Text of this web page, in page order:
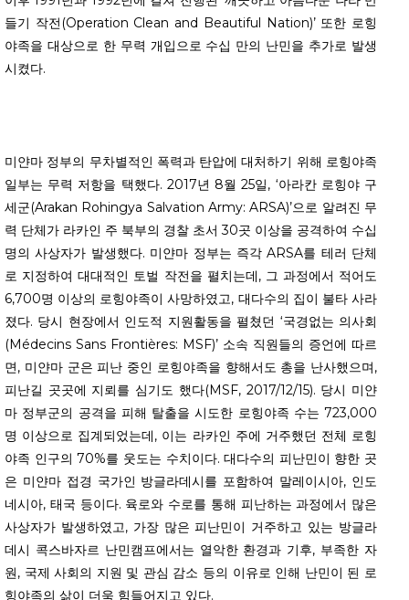
들기 작전(Operation Clean and Beautiful Nation)’ 또한 로힝
야족을 대상으로 한 무력 개입으로 수십 만의 난민을 추가로 발생
시켰다.
미얀마 정부의 무차별적인 폭력과 탄압에 대처하기 위해 로힝야족
일부는 무력 저항을 택했다. 2017년 8월 25일, ‘아라칸 로힝야 구
세군(Arakan Rohingya Salvation Army: ARSA)’으로 알려진 무
력 단체가 라카인 주 북부의 경찰 초서 30곳 이상을 공격하여 수십
명의 사상자가 발생했다. 미얀마 정부는 즉각 ARSA를 테러 단체
로 지정하여 대대적인 토벌 작전을 펼치는데, 그 과정에서 적어도
6,700명 이상의 로힝야족이 사망하였고, 대다수의 집이 불타 사라
졌다. 당시 현장에서 인도적 지원활동을 펼쳤던 ‘국경없는 의사회
(Médecins Sans Frontières: MSF)’ 소속 직원들의 증언에 따르
면, 미얀마 군은 피난 중인 로힝야족을 향해서도 총을 난사했으며,
피난길 곳곳에 지뢰를 심기도 했다(MSF, 2017/12/15). 당시 미얀
마 정부군의 공격을 피해 탈출을 시도한 로힝야족 수는 723,000
명 이상으로 집계되었는데, 이는 라카인 주에 거주했던 전체 로힝
야족 인구의 70%를 웃도는 수치이다. 대다수의 피난민이 향한 곳
은 미얀마 접경 국가인 방글라데시를 포함하여 말레이시아, 인도
네시아, 태국 등이다. 육로와 수로를 통해 피난하는 과정에서 많은
사상자가 발생하였고, 가장 많은 피난민이 거주하고 있는 방글라
데시 콕스바자르 난민캠프에서는 열악한 환경과 기후, 부족한 자
원, 국제 사회의 지원 및 관심 감소 등의 이유로 인해 난민이 된 로
힝야족의 삶이 더욱 힘들어지고 있다.